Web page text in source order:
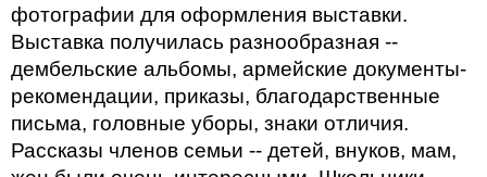
фотографии для оформления выставки.
Выставка получилась разнообразная --
дембельские альбомы, армейские документы-
рекомендации, приказы, благодарственные
письма, головные уборы, знаки отличия.
Рассказы членов семьи -- детей, внуков, мам,